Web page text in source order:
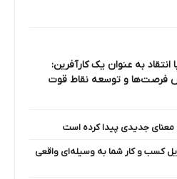
انتقاد به عنوان یک کارآفرین:
و توسعه نقاط قوت
کسب و کار شما به وسیله‌ای واقعی